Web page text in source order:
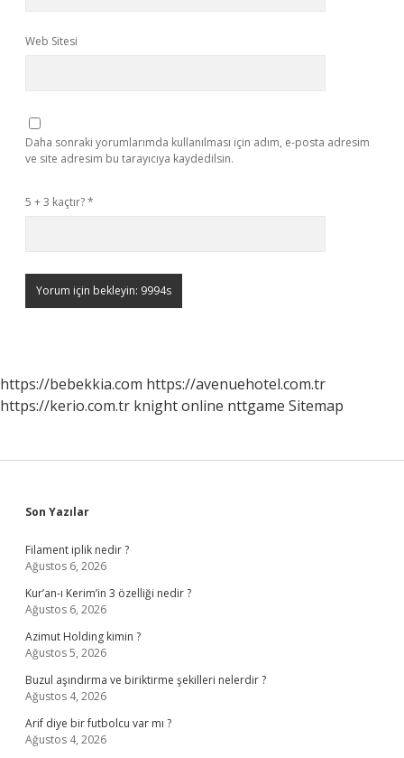
Web Sitesi
Daha sonraki yorumlarımda kullanılması için adım, e-posta adresim
ve site adresim bu tarayıcıya kaydedilsin.
5 + 3 kaçtır?*
https://bebekkia.com https://avenuehotel.com.tr
https://kerio.com.tr knight online nttgame Sitemap
Sidebar
Son Yazılar
Filament iplik nedir ?
Ağustos 6, 2026
Kur’an-ı Kerim’in 3 özelliği nedir ?
Ağustos 6, 2026
Azimut Holding kimin ?
Ağustos 5, 2026
Buzul aşındırma ve biriktirme şekilleri nelerdir ?
Ağustos 4, 2026
Arif diye bir futbolcu var mı ?
Ağustos 4, 2026